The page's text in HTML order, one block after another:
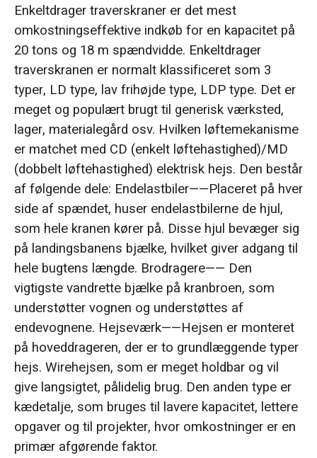
Enkeltdrager traverskraner er det mest
omkostningseffektive indkøb for en kapacitet på
20 tons og 18 m spændvidde. Enkeltdrager
traverskranen er normalt klassificeret som 3
typer, LD type, lav frihøjde type, LDP type. Det er
meget og populært brugt til generisk værksted,
lager, materialegård osv. Hvilken løftemekanisme
er matchet med CD (enkelt løftehastighed)/MD
(dobbelt løftehastighed) elektrisk hejs. Den består
af følgende dele: Endelastbiler——Placeret på hver
side af spændet, huser endelastbilerne de hjul,
som hele kranen kører på. Disse hjul bevæger sig
på landingsbanens bjælke, hvilket giver adgang til
hele bugtens længde. Brodragere—— Den
vigtigste vandrette bjælke på kranbroen, som
understøtter vognen og understøttes af
endevognene. Hejseværk——Hejsen er monteret
på hoveddrageren, der er to grundlæggende typer
hejs. Wirehejsen, som er meget holdbar og vil
give langsigtet, pålidelig brug. Den anden type er
kædetalje, som bruges til lavere kapacitet, lettere
opgaver og til projekter, hvor omkostninger er en
primær afgørende faktor.